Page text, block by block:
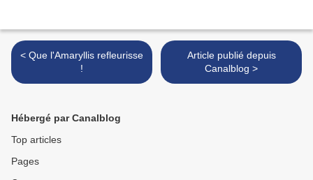
< Que l'Amaryllis refleurisse
!
Article publié depuis
Canalblog >
Hébergé par Canalblog
Top articles
Pages